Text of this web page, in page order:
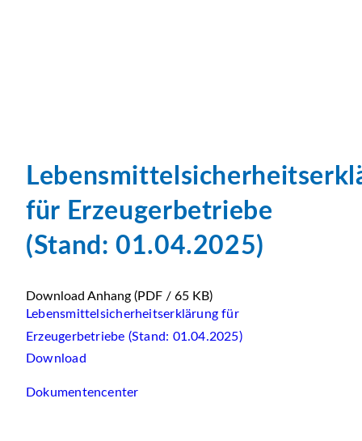
für Erzeugerbetriebe
(Stand: 01.04.2025)
Download Anhang (PDF / 65 KB)
Lebensmittelsicherheitserklärung für
Erzeugerbetriebe (Stand: 01.04.2025)
Download
Dokumentencenter